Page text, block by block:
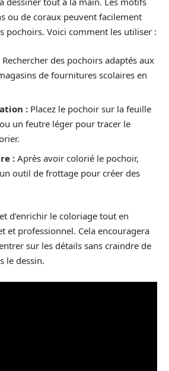
ou de coraux peuvent facilement
pochoirs. Voici comment les utiliser :
Rechercher des pochoirs adaptés aux
de fournitures scolaires en
: Placez le pochoir sur la feuille
un feutre léger pour tracer le
: Après avoir colorié le pochoir,
outil de frottage pour créer des
d’enrichir le coloriage tout en
et professionnel. Cela encouragera
sur les détails sans craindre de
le dessin.